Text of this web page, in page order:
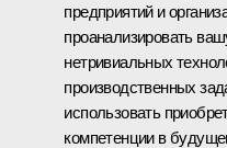
предприятий и
проанализировать
нетривиальных
производственных
использовать
компетенции в